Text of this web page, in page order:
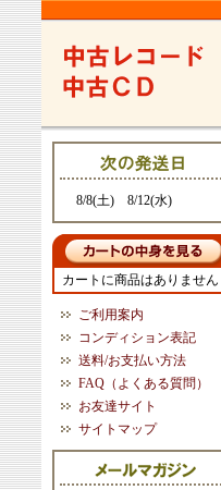
8/8(土) 8/12(水)
カートに商品はありません
ご利用案内
コンディション表記
送料/お支払い方法
FAQ（よくある質問）
お友達サイト
サイトマップ